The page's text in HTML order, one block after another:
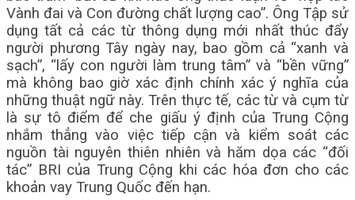
Vành đai và Con đường chất lượng cao”. Ông Tập sử
dụng tất cả các từ thông dụng mới nhất thúc đẩy
người phương Tây ngày nay, bao gồm cả “xanh và
sạch”, “lấy con người làm trung tâm” và “bền vững”
mà không bao giờ xác định chính xác ý nghĩa của
những thuật ngữ này. Trên thực tế, các từ và cụm từ
là sự tô điểm để che giấu ý định của Trung Cộng
nhắm thẳng vào việc tiếp cận và kiểm soát các
nguồn tài nguyên thiên nhiên và hăm dọa các “đối
tác” BRI của Trung Cộng khi các hóa đơn cho các
khoản vay Trung Quốc đến hạn.